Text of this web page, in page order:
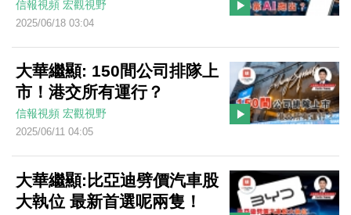
信報視頻 宏觀視野
2025/06/18 03:04
大華繼顯: 150間公司排隊上
市！港交所有運行？
信報視頻 宏觀視野
2025/06/11 04:05
大華繼顯:比亞迪劈價汽車股
大執位 最新首選呢兩隻！